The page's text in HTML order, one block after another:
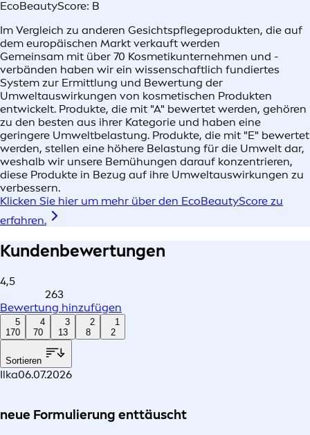
EcoBeautyScore: B
Im Vergleich zu anderen Gesichtspflegeprodukten, die auf
dem europäischen Markt verkauft werden​
Gemeinsam mit über 70 Kosmetikunternehmen und -
verbänden haben wir ein wissenschaftlich fundiertes
System zur Ermittlung und Bewertung der
Umweltauswirkungen von kosmetischen Produkten
entwickelt. Produkte, die mit "A" bewertet werden, gehören
zu den besten aus ihrer Kategorie und haben eine
geringere Umweltbelastung. Produkte, die mit "E" bewertet
werden, stellen eine höhere Belastung für die Umwelt dar,
weshalb wir unsere Bemühungen darauf konzentrieren,
diese Produkte in Bezug auf ihre Umweltauswirkungen zu
verbessern.
Klicken Sie hier um mehr über den EcoBeautyScore zu
erfahren.
Kundenbewertungen
4,5
263
Bewertung hinzufügen
5
170
4
70
3
13
2
8
1
2
Sortieren
Ilka06.07.2026
neue Formulierung enttäuscht